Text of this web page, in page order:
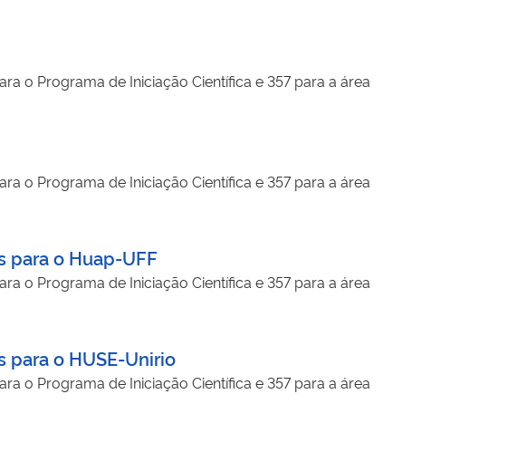
o Programa de Iniciação Científica e 357 para a área
o Programa de Iniciação Científica e 357 para a área
para o Huap-UFF
o Programa de Iniciação Científica e 357 para a área
para o HUSE-Unirio
o Programa de Iniciação Científica e 357 para a área